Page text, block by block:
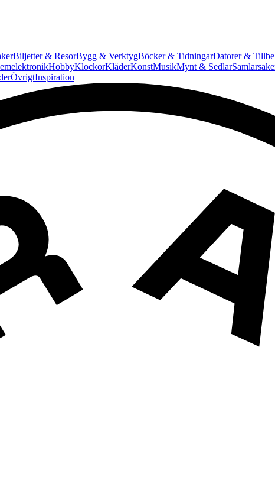
Biljetter & ResorBygg & VerktygBöcker & TidningarDatorer &
HobbyKlockorKläderKonstMusikMynt & Sedlar
ÖvrigtInspiration